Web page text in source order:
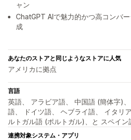
ャン
ChatGPT AIで魅力的かつ高コンバ
成
あなたのストアと同じようなストアに人気
アメリカに拠点
言語
英語、 アラビア語、 中国語 (簡体字)
語、 ドイツ語、 ヘブライ語、 イタリ
ルトガル語 (ポルトガル)、と スペイン
連携対象システム・アプリ